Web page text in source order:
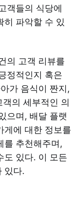
객들의 식당에
히 파악할 수 있
의 고객 리뷰를
정적인지 혹은
가 음식이 짠지,
의 세부적인 의
으며, 배달 플랫
게에 대한 정보를
를 추천해주며,
도 있다. 이 모든
있다.